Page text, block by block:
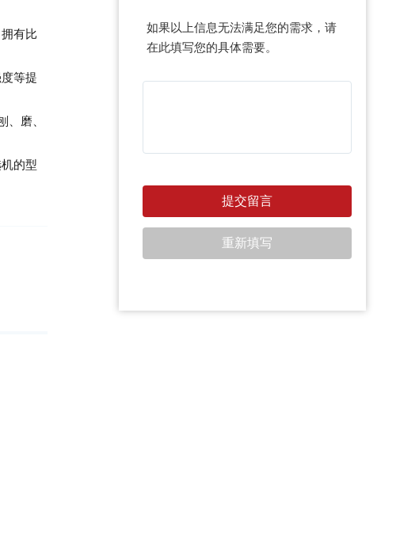
有比
等提
磨、
的型
如果以上信息无法满足您的需求，请
在此填写您的具体需要。